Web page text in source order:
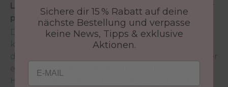
LCN Pedi Polish ist ein 2-step pedicure uv-colour
polish: base gel + colour.
Das einfache Lackiersystem für Podologen und
kosmetische Fußpfleger, speziell entwickelt für
die vielseitigen Bedürfnisse von Fußnägel. Super
einfach im Auftrag, brillianter Glanz, eine
Haltbarkeit von bis zu 4 Wochen und lässt sich
Sichere dir 15 % Rabatt auf deine
nächste Bestellung und verpasse
keine News, Tipps & exklusive
Aktionen.
Email